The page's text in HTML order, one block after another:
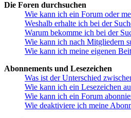
Die Foren durchsuchen
Wie kann ich ein Forum oder
Weshalb erhalte ich bei der
Warum bekomme ich bei der
Wie kann ich nach Mitgliedern
Wie kann ich meine eigenen
Abonnements und Lesezeichen
Was ist der Unterschied
Wie kann ich ein Lesezeichen
Wie kann ich ein Forum
Wie deaktiviere ich meine